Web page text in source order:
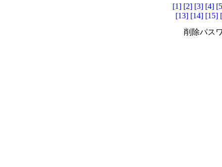
[1] [2] [3] [4]
[13] [14] [15]
削除パス